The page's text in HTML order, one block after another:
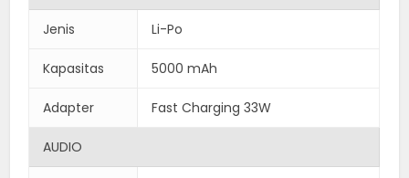
Jenis Li-Po
Kapasitas 5000 mAh
Adapter Fast Charging 33W
AUDIO